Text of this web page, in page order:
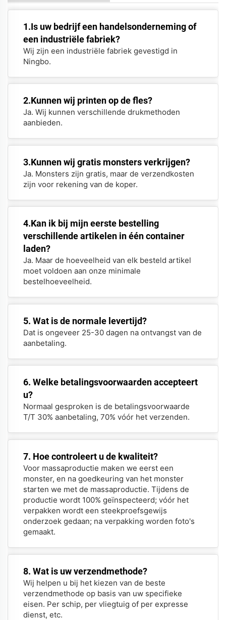
1.Is uw bedrijf een handelsonderneming of
een industriële fabriek?
Wij zijn een industriële fabriek gevestigd in
Ningbo.
2.Kunnen wij printen op de fles?
Ja. Wij kunnen verschillende drukmethoden
aanbieden.
3.Kunnen wij gratis monsters verkrijgen?
Ja. Monsters zijn gratis, maar de verzendkosten
zijn voor rekening van de koper.
4.Kan ik bij mijn eerste bestelling
verschillende artikelen in één container
laden?
Ja. Maar de hoeveelheid van elk besteld artikel
moet voldoen aan onze minimale
bestelhoeveelheid.
5. Wat is de normale levertijd?
Dat is ongeveer 25-30 dagen na ontvangst van de
aanbetaling.
6. Welke betalingsvoorwaarden accepteert
u?
Normaal gesproken is de betalingsvoorwaarde
T/T 30% aanbetaling, 70% vóór het verzenden.
7. Hoe controleert u de kwaliteit?
Voor massaproductie maken we eerst een
monster, en na goedkeuring van het monster
starten we met de massaproductie. Tijdens de
productie wordt 100% geïnspecteerd; vóór het
verpakken wordt een steekproefsgewijs
onderzoek gedaan; na verpakking worden foto's
gemaakt.
8. Wat is uw verzendmethode?
Wij helpen u bij het kiezen van de beste
verzendmethode op basis van uw specifieke
eisen. Per schip, per vliegtuig of per expresse
dienst, etc.